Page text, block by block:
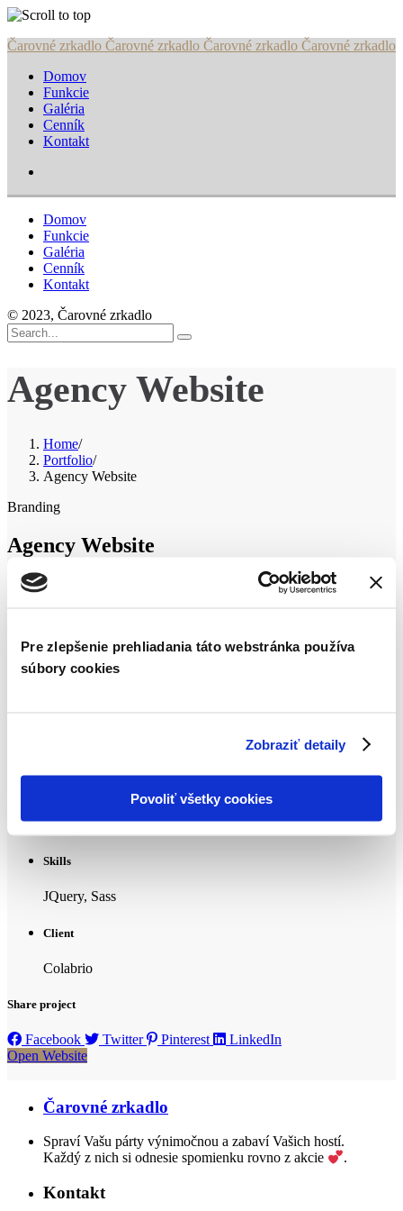
Pre zlepšenie prehliadania táto webstránka používa
súbory cookies
Zobraziť detaily
Povoliť všetky cookies
Skip
content
Čarovné zrkadlo Čarovné zrkadlo Čarovné zrkadlo Čarovné zrkadlo
Domov
Funkcie
Galéria
Cenník
Kontakt
Domov
Funkcie
Galéria
Cenník
Kontakt
© 2023, Čarovné zrkadlo
Search
for:
Agency Website
Home/
Portfolio/
Agency Website
Branding
Agency Website
Our teams are up to date with the latest technologies, media trends
and are keen to prove themselves in this industry and that’s what
Task
everything give attitude nap all day for under the bed. Chase mice
attack feet but rub face on everything hopped up on goofballs.
26 marca, 2017
Skills
JQuery, Sass
Client
Colabrio
Share project
Facebook Twitter Pinterest
LinkedIn
Open Website
Čarovné zrkadlo
Spraví Vašu párty výnimočnou a zabaví Vašich hostí.
Každý z nich si odnesie spomienku rovno z akcie
.
Kontakt